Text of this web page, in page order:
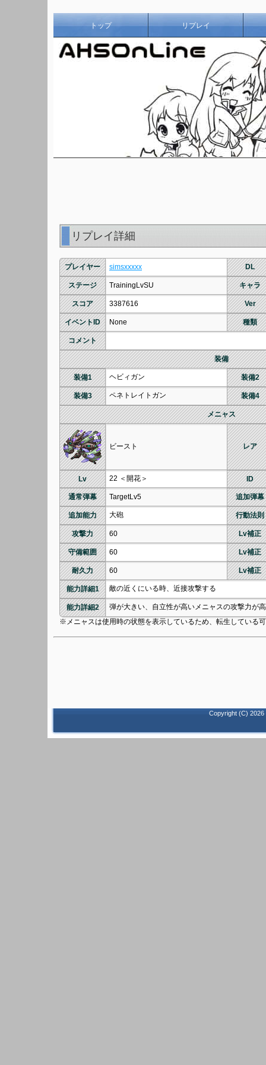
トップ リプレイ
リプレイ詳細
プレイヤー simsxxxxx DL
ステージ TrainingLvSU キャラ
スコア 3387616 Ver
イベントID None 種類
コメント
装備
装備1 ヘビィガン 装備2
装備3 ペネトレイトガン 装備4
メニャス
ビースト レア
Lv 22 ＜開花＞ ID
通常弾幕 TargetLv5 追加弾幕
追加能力 大砲 行動法則
攻撃力 60 Lv補正
守備範囲 60 Lv補正
耐久力 60 Lv補正
能力詳細1 敵の近くにいる時、近接攻撃する
能力詳細2
弾が大きい、自立性が高いメニャスの攻撃力が
※メニャスは使用時の状態を表示しているため、転生している
Copyright (C) 2026